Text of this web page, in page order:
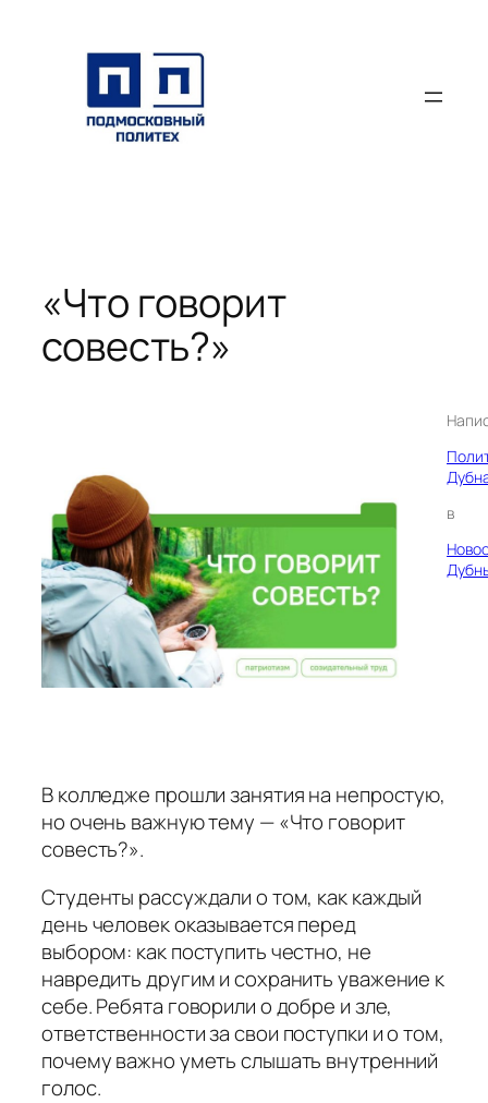
содержимому
«Что говорит
совесть?»
в
В колледже прошли занятия на непростую,
но очень важную тему — «Что говорит
совесть?».
Студенты рассуждали о том, как каждый
день человек оказывается перед
выбором: как поступить честно, не
навредить другим и сохранить уважение к
себе. Ребята говорили о добре и зле,
ответственности за свои поступки и о том,
почему важно уметь слышать внутренний
голос.